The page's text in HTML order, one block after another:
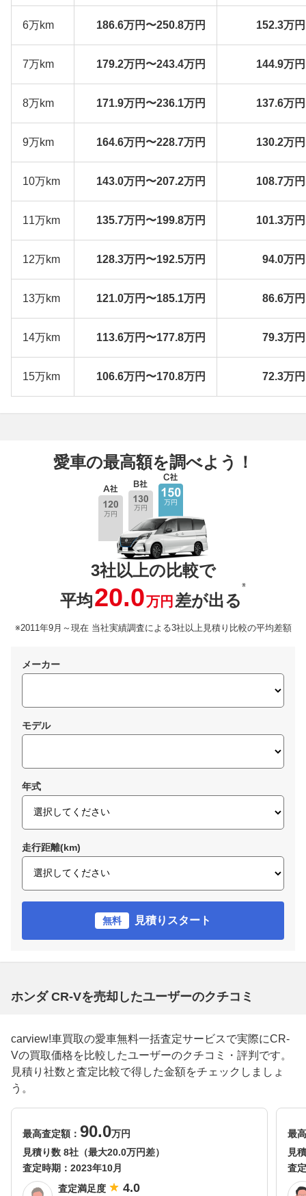
6万km 186.6万円〜250.8万円 152.3万
7万km 179.2万円〜243.4万円 144.9万
8万km 171.9万円〜236.1万円 137.6万
9万km 164.6万円〜228.7万円 130.2万
10万km 143.0万円〜207.2万円 108.7万
11万km 135.7万円〜199.8万円 101.3万
12万km 128.3万円〜192.5万円 94.0万
13万km 121.0万円〜185.1万円 86.6万
14万km 113.6万円〜177.8万円 79.3万
15万km 106.6万円〜170.8万円 72.3万
愛車の最高額を調べよう！
3社以上の比較で
平均20.0万円 差が出る
※
※2011年9月～現在 当社実績調査による3社以上見積り比較の平均差額
メーカー
モデル
年式
走行距離(km)
無料 見積りスタート
ホンダ CR-Vを売却したユーザーのクチコミ
carview!車買取の愛車無料一括査定サービスで実際にCR-
Vの買取価格を比較したユーザーのクチコミ・評判です。
見積り社数と査定比較で得した金額をチェックしましょ
う。
最高査定額： 90.0万円
見積り数 8社（最大20.0万円差）
査定時期： 2023年10月
査定満足度
4.0
最
見
査